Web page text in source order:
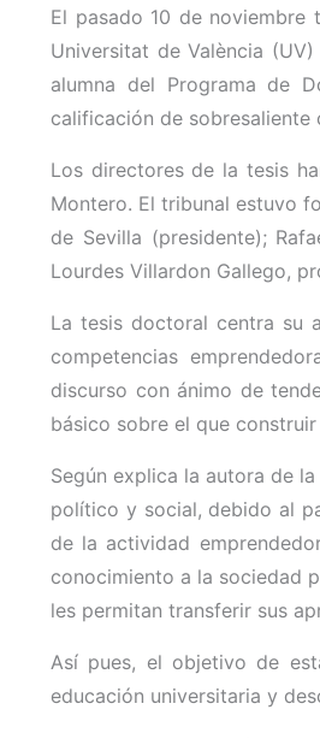
El pasado 10 de
Universitat de València
alumna del Programa de
calificación de sobresaliente
Los directores de la tesis
Montero. El tribunal estuvo
de Sevilla (presidente);
Lourdes Villardon Gallego,
La tesis doctoral centra su
competencias
discurso con ánimo de
básico sobre el que
Según explica la autora de
político y social, debido al
de la actividad
conocimiento a la sociedad
les permitan transferir sus
Así pues, el objetivo de
educación universitaria y